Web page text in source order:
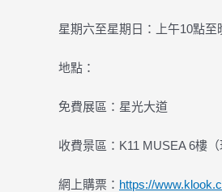
星期六至星期日：上午10點至
地點：
免費展區：星光大道
收費景區：K11 MUSEA 6樓（
網上購票： https://